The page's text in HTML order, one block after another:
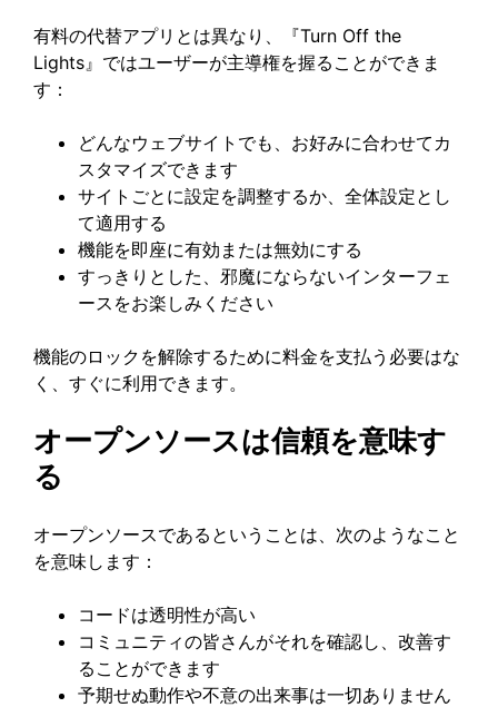
有料の代替アプリとは異なり、『Turn Off the
Lights』ではユーザーが主導権を握ることができま
す：
どんなウェブサイトでも、お好みに合わせてカ
スタマイズできます
サイトごとに設定を調整するか、全体設定とし
て適用する
機能を即座に有効または無効にする
すっきりとした、邪魔にならないインターフェ
ースをお楽しみください
機能のロックを解除するために料金を支払う必要はな
く、すぐに利用できます。
オープンソースは信頼を意味す
る
オープンソースであるということは、次のようなこと
を意味します：
コードは透明性が高い
コミュニティの皆さんがそれを確認し、改善す
ることができます
予期せぬ動作や不意の出来事は一切ありません